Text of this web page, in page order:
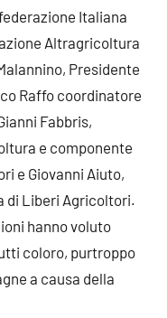
Italiana
Altragricoltura
Presidente
Raffo coordinatore
Fabbris,
e componente
e Giovanni Aiuto,
di Liberi Agricoltori.
hanno voluto
coloro, purtroppo
a causa della